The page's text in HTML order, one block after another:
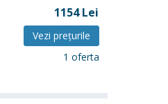
1154 Lei
Vezi preţurile
1 oferta